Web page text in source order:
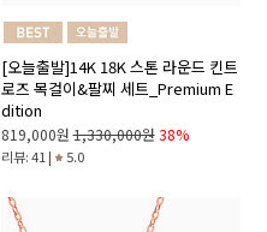
[오늘출발]14K 18K 스톤 라운드 킨트
로즈 목걸이&팔찌 세트_Premium E
dition
819,000원 1,330,000원 38%
리뷰: 41 | 5.0